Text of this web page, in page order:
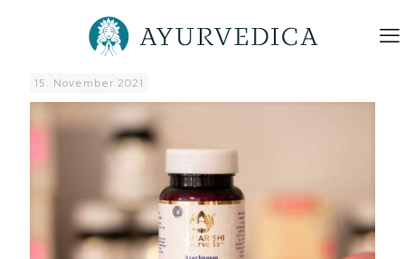
15. November 2021